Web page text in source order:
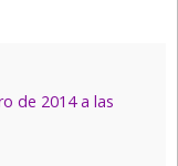
de 2014 a las